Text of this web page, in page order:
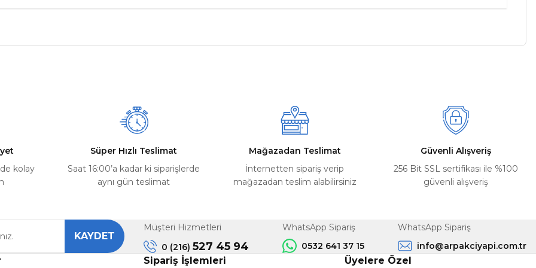
Gönder
kolay
Süper Hızlı Teslimat
Saat 16:00’a kadar ki siparişlerde
aynı gün teslimat
Mağazadan Teslimat
İnternetten sipariş verip
mağazadan teslim alabilirsiniz
Güvenli Alışveriş
256 Bit SSL sertifikası ile %100
güvenli alışveriş
KAYDET
Müşteri Hizmetleri
0 (216) 527 45 94
WhatsApp Sipariş
0532 641 37 15
WhatsApp Sipariş
info@arpakciyapi.com.tr
Sipariş İşlemleri Üyelere Özel